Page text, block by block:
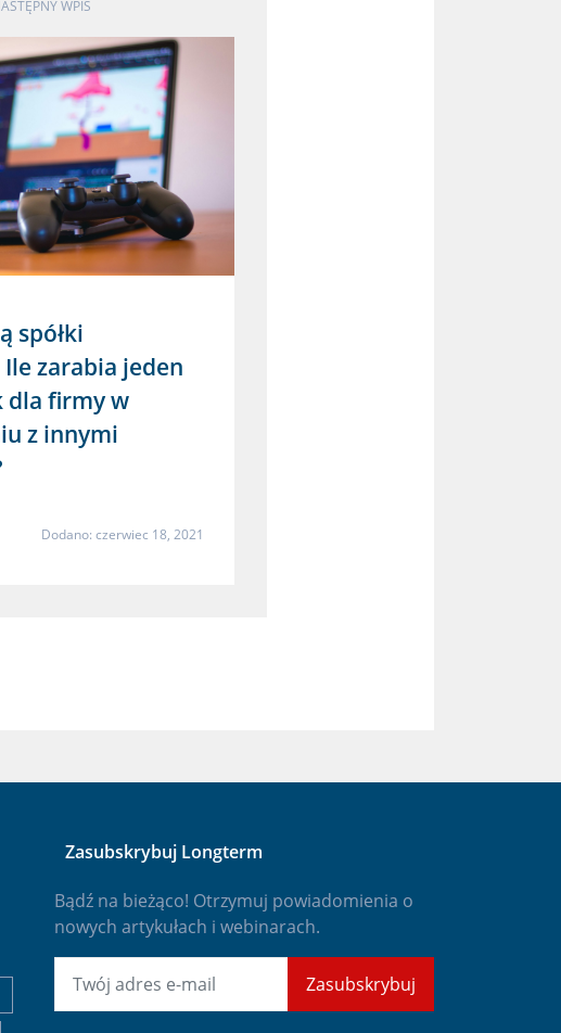
WPIS
spółki
Ile zarabia jeden
dla firmy w
z innymi
Dodano: czerwiec 18, 2021
Zasubskrybuj Longterm
Bądź na bieżąco! Otrzymuj powiadomienia o
nowych artykułach i webinarach.
Zasubskrybuj